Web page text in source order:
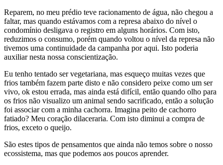
Reparem, no meu prédio teve racionamento de água, não chegou a
faltar, mas quando estávamos com a represa abaixo do nível o
condomínio desligava o registro em alguns horários. Com isto,
reduzimos o consumo, porém quando voltou o nível da represa não
tivemos uma continuidade da campanha por aqui. Isto poderia
auxiliar nesta nossa conscientização.
Eu tenho tentado ser vegetariana, mas esqueço muitas vezes que
frios também fazem parte disto e não considero peixe como um ser
vivo, ok estou errada, mas ainda está difícil, então quando olho para
os frios não visualizo um animal sendo sacrificado, então a solução
foi associar com a minha cachorra. Imagina peito de cachorro
fatiado? Meu coração dilaceraria. Com isto diminui a compra de
frios, exceto o queijo.
São estes tipos de pensamentos que ainda não temos sobre o nosso
ecossistema, mas que podemos aos poucos aprender.